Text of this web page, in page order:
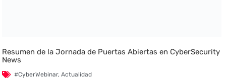
Resumen de la Jornada de Puertas Abiertas en CyberSecurity
News
#CyberWebinar,Actualidad